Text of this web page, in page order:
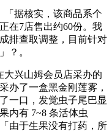
据核实，该商品系个
在7店售出约60份。我
排查取调整，目前针对
？。
兴山姆会员店采办的
办了一盒黑金刚莲雾，
一口，发觉虫子尾巴显
内有 7~8 条活体虫
由于生果没有打药，所